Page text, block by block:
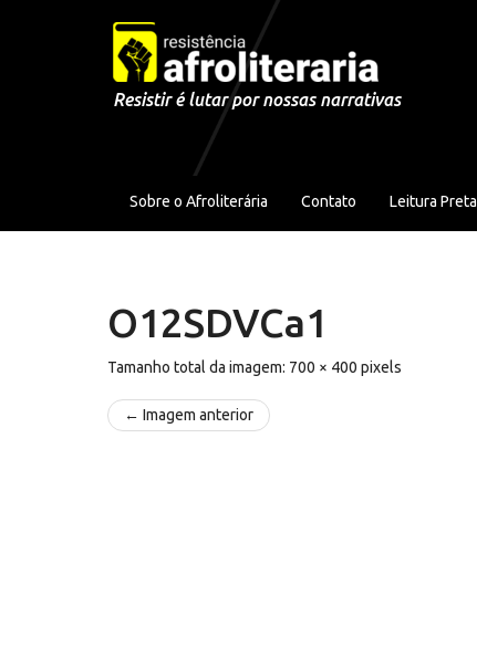
Pular para o conteúdo
Resistir é lutar por nossas narrativas
Sobre o Afroliterária Contato Leitura Preta
O12SDVCa1
Tamanho total da imagem: 700 × 400 pixels
← Imagem anterior